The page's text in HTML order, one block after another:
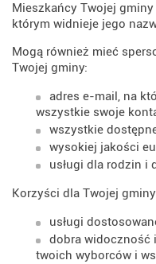
Mieszkańcy Twojej
którym widnieje jego
Mogą również mieć
Twojej gminy:
adres e-mail, na
wszystkie swoje
wszystkie
wysokiej jakości
usługi dla rodzin i
Korzyści dla Twojej
usługi
dobra widoczność
twoich wyborców i